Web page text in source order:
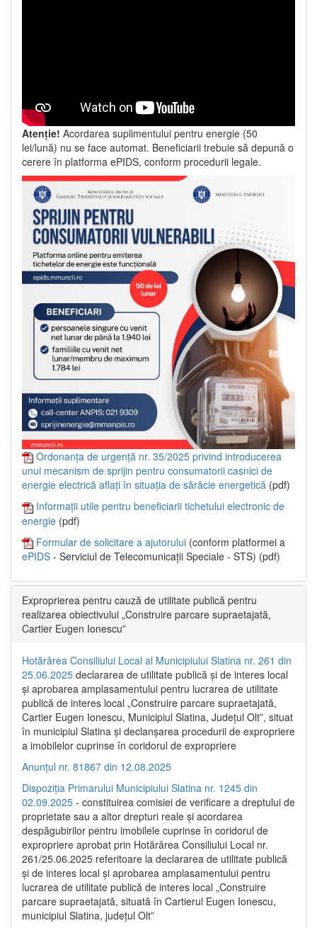
Atenție! Acordarea suplimentului pentru energie (50
lei/lună) nu se face automat. Beneficiarii trebuie să depună o
cerere în platforma ePIDS, conform procedurii legale.
Ordonanța de urgență nr. 35/2025 privind introducerea
unui mecanism de sprijin pentru consumatorii casnici de
energie electrică aflați în situația de sărăcie energetică (pdf)
Informații utile pentru beneficiarii tichetului electronic de
energie (pdf)
Formular de solicitare a ajutorului (conform platformei a
ePIDS - Serviciul de Telecomunicații Speciale - STS) (pdf)
Exproprierea pentru cauză de utilitate publică pentru
realizarea obiectivului „Construire parcare supraetajată,
Cartier Eugen Ionescu”
Hotărârea Consiliului Local al Municipiului Slatina nr. 261 din
25.06.2025 declararea de utilitate publică și de interes local
și aprobarea amplasamentului pentru lucrarea de utilitate
publică de interes local „Construire parcare supraetajată,
Cartier Eugen Ionescu, Municipiul Slatina, Județul Olt”, situat
în municipiul Slatina și declanșarea procedurii de expropriere
a imobilelor cuprinse în coridorul de expropriere
Anunțul nr. 81867 din 12.08.2025
Dispoziția Primarului Municipiului Slatina nr. 1245 din
02.09.2025 - constituirea comisiei de verificare a dreptului de
proprietate sau a altor drepturi reale și acordarea
despăgubirilor pentru imobilele cuprinse în coridorul de
expropriere aprobat prin Hotărârea Consiliului Local nr.
261/25.06.2025 referitoare la declararea de utilitate publică
și de interes local și aprobarea amplasamentului pentru
lucrarea de utilitate publică de interes local „Construire
parcare supraetajată, situată în Cartierul Eugen Ionescu,
municipiul Slatina, județul Olt”